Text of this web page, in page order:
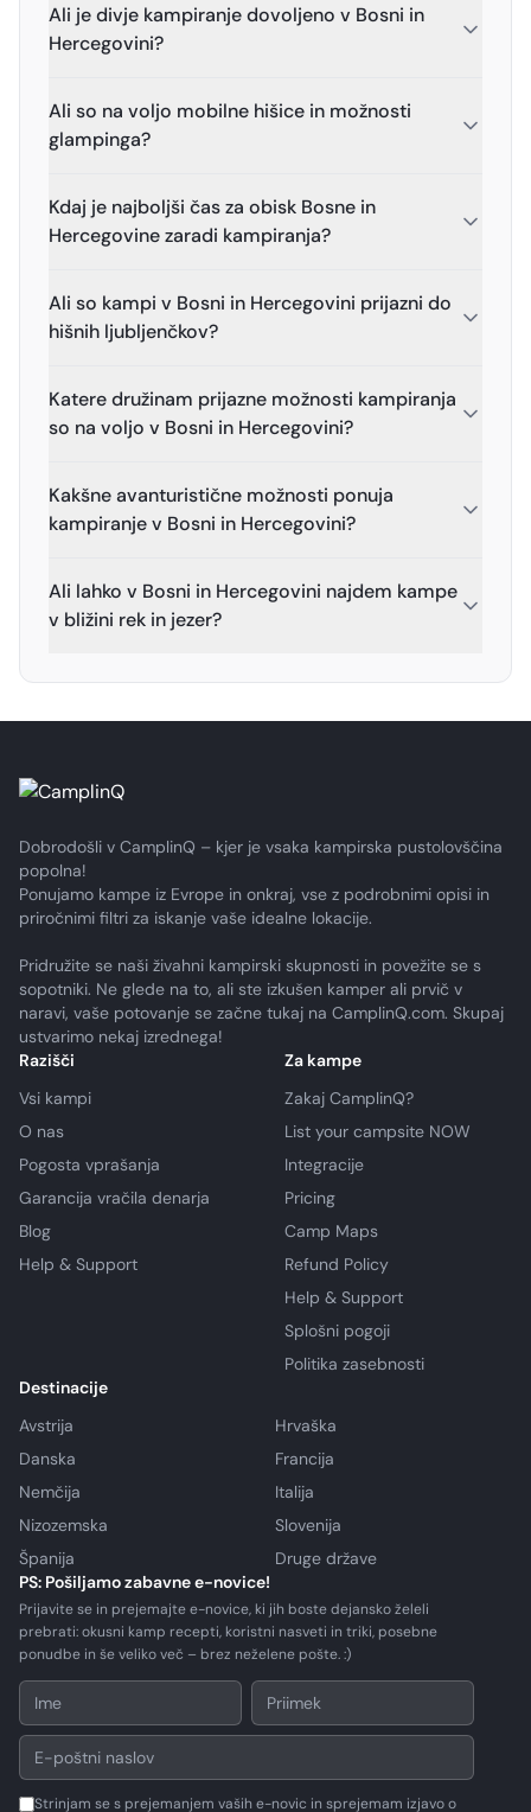
Ali je divje kampiranje dovoljeno v Bosni in
Hercegovini?
Ali so na voljo mobilne hišice in možnosti
glampinga?
Kdaj je najboljši čas za obisk Bosne in
Hercegovine zaradi kampiranja?
Ali so kampi v Bosni in Hercegovini prijazni do
hišnih ljubljenčkov?
Katere družinam prijazne možnosti kampiranja
so na voljo v Bosni in Hercegovini?
Kakšne avanturistične možnosti ponuja
kampiranje v Bosni in Hercegovini?
Ali lahko v Bosni in Hercegovini najdem kampe
v bližini rek in jezer?
Dobrodošli v CamplinQ – kjer je vsaka kampirska pustolovščina
popolna!
Ponujamo kampe iz Evrope in onkraj, vse z podrobnimi opisi in
priročnimi filtri za iskanje vaše idealne lokacije.
Pridružite se naši živahni kampirski skupnosti in povežite se s
sopotniki. Ne glede na to, ali ste izkušen kamper ali prvič v
naravi, vaše potovanje se začne tukaj na CamplinQ.com. Skupaj
ustvarimo nekaj izrednega!
Razišči
Vsi kampi
O nas
Pogosta vprašanja
Garancija vračila denarja
Blog
Help & Support
Za kampe
Zakaj CamplinQ?
List your campsite NOW
Integracije
Pricing
Camp Maps
Refund Policy
Help & Support
Splošni pogoji
Politika zasebnosti
Destinacije
Avstrija
Hrvaška
Danska
Francija
Nemčija
Italija
Nizozemska
Slovenija
Španija
Druge države
PS: Pošiljamo zabavne e-novice!
Prijavite se in prejemajte e-novice, ki jih boste dejansko želeli
prebrati: okusni kamp recepti, koristni nasveti in triki, posebne
ponudbe in še veliko več – brez neželene pošte. :)
Strinjam se s prejemanjem vaših e-novic in sprejemam izjavo o